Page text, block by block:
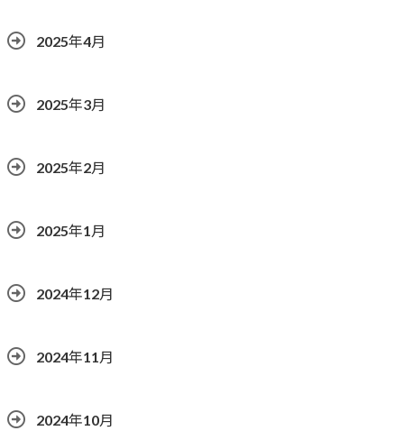
2025年4月
2025年3月
2025年2月
2025年1月
2024年12月
2024年11月
2024年10月